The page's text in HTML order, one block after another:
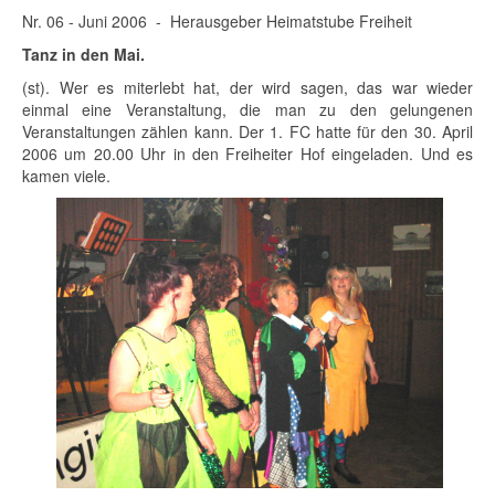
Nr. 06 - Juni 2006 - Herausgeber Heimatstube Freiheit
Tanz in den Mai.
(st). Wer es miterlebt hat, der wird sagen, das war wieder
einmal eine Veranstaltung, die man zu den gelungenen
Veranstaltungen zählen kann. Der 1. FC hatte für den 30. April
2006 um 20.00 Uhr in den Freiheiter Hof eingeladen. Und es
kamen viele.